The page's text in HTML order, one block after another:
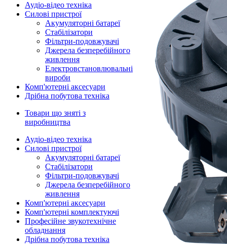
Аудіо-відео техніка
Силові пристрої
Акумуляторні батареї
Стабілізатори
Фільтри-подовжувачі
Джерела безперебійного
живлення
Електровстановлювальні
вироби
Комп'ютерні аксесуари
Дрібна побутова техніка
Товари що зняті з
виробництва
Аудіо-відео техніка
Силові пристрої
Акумуляторні батареї
Стабілізатори
Фільтри-подовжувачі
Джерела безперебійного
живлення
Комп'ютерні аксесуари
Комп'ютерні комплектуючі
Професійне звукотехнічне
обладнання
Дрібна побутова техніка